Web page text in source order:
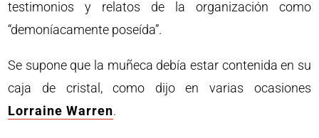
testimonios y relatos de la organización como
“demoníacamente poseída”.
Se supone que la muñeca debía estar contenida en su
caja de cristal, como dijo en varias ocasiones
Lorraine Warren.